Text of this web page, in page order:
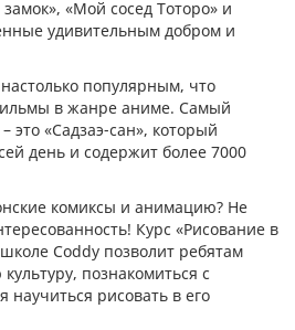
«Мой сосед Тоторо» и
удивительным добром и
популярным, что
в жанре аниме. Самый
«Садзаэ-сан», который
день и содержит более 7000
комиксы и анимацию? Не
Курс «Рисование в
Coddy позволит ребятам
познакомиться с
научиться рисовать в его